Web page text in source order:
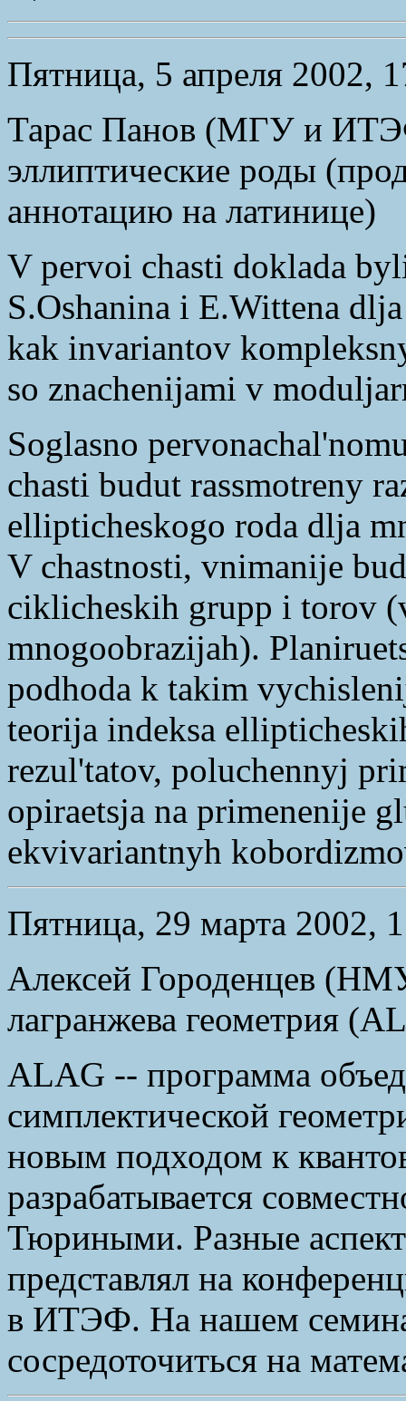
Пятница, 5 апреля 2002,
Тарас Панов (МГУ и
эллиптические роды
аннотацию на латинице)
V pervoi chasti doklada
S.Oshanina i E.Wittena
kak invariantov
so znachenijami v
Soglasno
chasti budut rassmotreny
ellipticheskogo roda dlja
V chastnosti, vnimanije
ciklicheskih grupp i torov
mnogoobrazijah).
podhoda k takim
teorija indeksa
rezul'tatov, poluchennyj
opiraetsja na primenenije
ekvivariantnyh
Пятница, 29 марта 2002,
Алексей Городенцев
лагранжева геометрия
ALAG -- программа
симплектической
новым подходом к
разрабатывается
Тюриными. Разные
представлял на
в ИТЭФ. На нашем
сосредоточиться на